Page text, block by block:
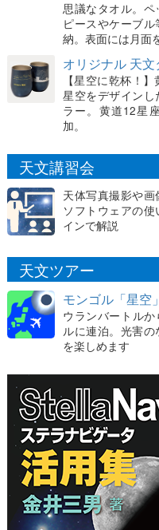
思議なタオル。
ピースやケーブ
納。表面には月面
オリジナル 天
【星空に乾杯！
星空をデザイン
ラー。黄道12星
加。
天文講習会
天体写真撮影や
ソフトウェアの
インで解説
天文ツアー
モンゴル「星空
ウランバートル
ルに連泊。光害
を楽しめます